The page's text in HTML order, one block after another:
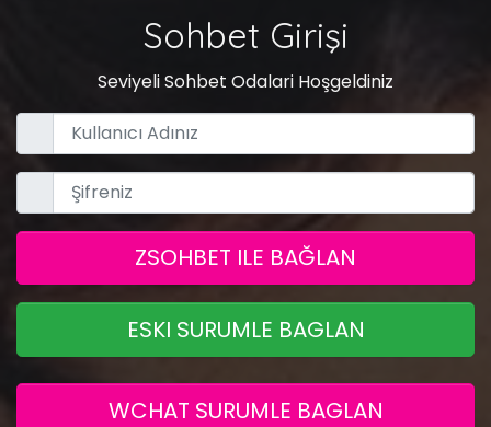
Sohbet Girişi
Seviyeli Sohbet Odalari Hoşgeldiniz
ZSOHBET ILE BAĞLAN
ESKI SURUMLE BAGLAN
WCHAT SURUMLE BAGLAN